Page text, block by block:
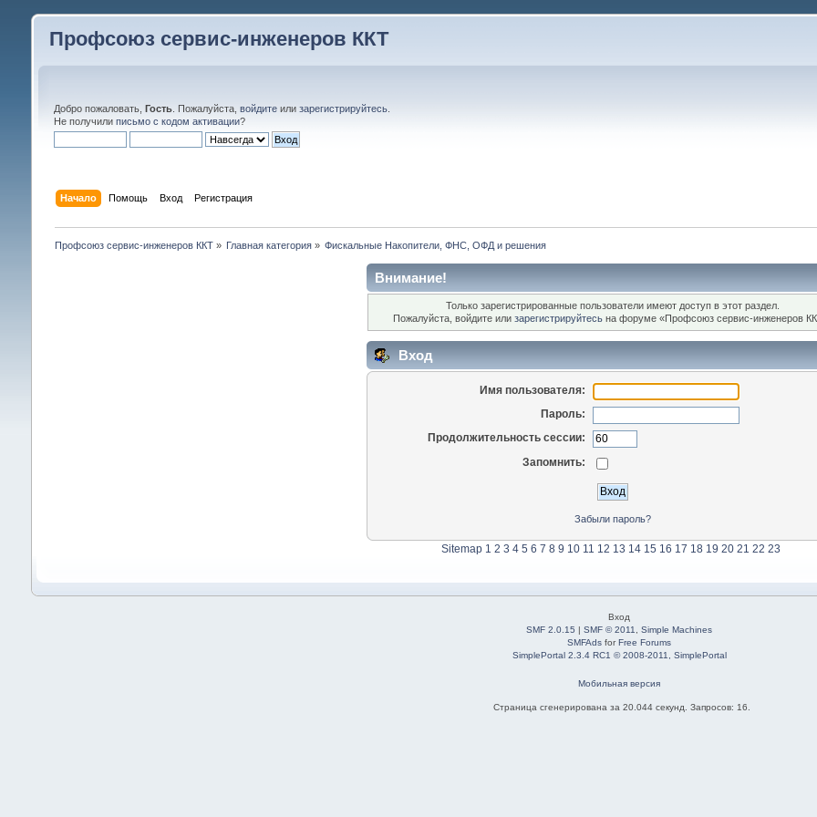
Профсоюз сервис-инженеров ККТ
Добро пожаловать, Гость. Пожалуйста, войдитеили зарегистрируйтесь.
Не получили письмо с кодом активации?
Начало Помощь Вход Регистрация
Профсоюз сервис-инженеров ККТ» Главная категория » Фискальные Накопители, ФНС, ОФД и решения
Внимание!
Только зарегистрированные пользователи имеют доступ в этот раздел.
Пожалуйста, войдите илизарегистрируйтесь на форуме «Профсоюз сервис-инженеров
Вход
Имя пользователя:
Пароль:
Продолжительность сессии:
Запомнить:
Забыли пароль?
Sitemap 1 2 3 4 5 6 7 8 9 10 11 12 13 14 15 16 17 18 19 20 21 22 23
Вход
SMF 2.0.15 |SMF © 2011 ,Simple Machines
SMFAds forFree Forums
SimplePortal 2.3.4 RC1 © 2008-2011, SimplePortal
Мобильная версия
Страница сгенерирована за 20.044 секунд. Запросов: 16.